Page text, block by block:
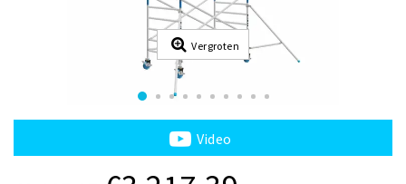
Vergroten
Video